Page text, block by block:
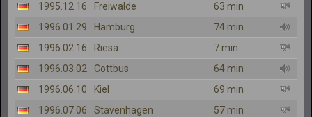
1995.12.16
Freiwalde
63 min
1996.01.29
Hamburg
74 min
1996.02.16
Riesa
7 min
1996.03.02
Cottbus
64 min
1996.06.10
Kiel
69 min
1996.07.06
Stavenhagen 57 min